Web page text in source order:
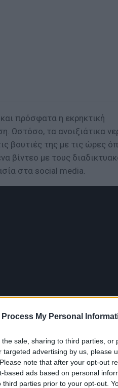
Process My Personal
sale, sharing to third parties, or
targeted advertising by us, please
note that after your opt-out
based ads based on personal
third parties prior to your opt-out.
πρόσφατα η εκρηκτική
Ωστόσο, τα ανοιξιάτικα
βουτιές της με τις ώρες
βίντεο με τους
στα social media.